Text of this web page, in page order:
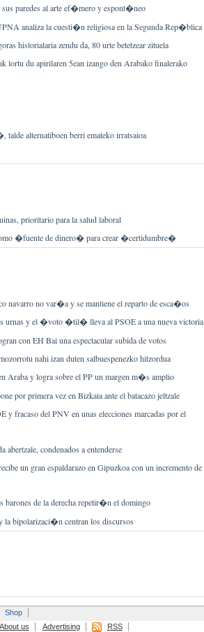
paredes al arte ef�mero y espont�neo
analiza la cuesti�n religiosa en la Segunda Rep�blica
historialaria zendu da, 80 urte betetzear zituela
lortu du apirilaren 5ean izango den Arabako finalerako
alternatiboen berri emateko irratsaioa
prioritario para la salud laboral
�fuente de dinero� para crear �certidumbre�
navarro no var�a y se mantiene el reparto de esca�os
urnas y el �voto �til� lleva al PSOE a una nueva victoria
con EH Bai una espectacular subida de votos
nahi izan duten salbuespenezko hitzordua
Araba y logra sobre el PP un margen m�s amplio
por primera vez en Bizkaia ante el batacazo jeltzale
y fracaso del PNV en unas elecciones marcadas por el
abertzale, condenados a entenderse
un gran espaldarazo en Gipuzkoa con un incremento de
de la derecha repetir�n el domingo
la bipolarizaci�n centran los discursos
Shop
About us Advertising RSS